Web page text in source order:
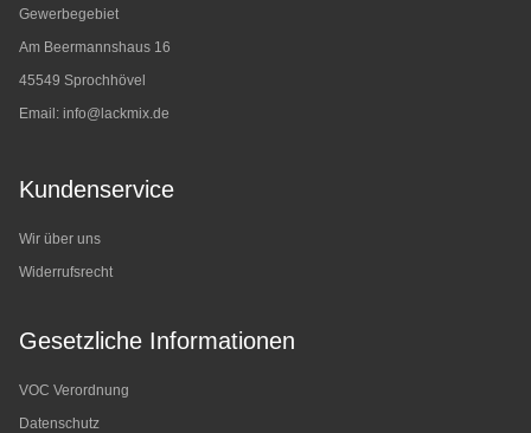
Gewerbegebiet
Am Beermannshaus 16
45549 Sprochhövel
Email: info@lackmix.de
Kundenservice
Wir über uns
Widerrufsrecht
Gesetzliche Informationen
VOC Verordnung
Datenschutz